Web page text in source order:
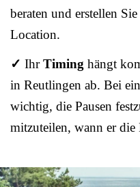
beraten und erstellen
Location.
✓ IhrTiming hängt
in Reutlingen ab. Bei
wichtig, die Pausen
mitzuteilen, wann er die